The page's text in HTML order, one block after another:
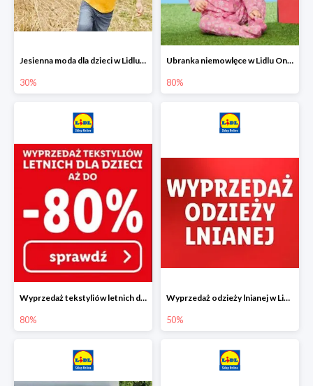
Jesienna moda dla dzieci w Lidlu Online do -30%
30%
Ubranka niemowlęce w Lidlu Online do -80%
80%
Wyprzedaż tekstyliów letnich dla dzieci w Lidlu Online do -80%
80%
Wyprzedaż odzieży lnianej w Lidlu Online do -50%
50%